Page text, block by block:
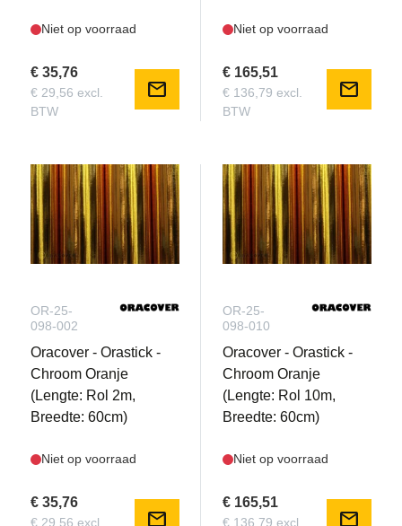
Niet op voorraad
€ 35,76
€ 29,56 excl.
BTW
mail
Niet op voorraad
€ 165,51
€ 136,79 excl.
BTW
mail
OR-25-
098-002
Oracover - Orastick -
Chroom Oranje
(Lengte: Rol 2m,
Breedte: 60cm)
Niet op voorraad
€ 35,76
€ 29,56 excl.
mail
OR-25-
098-010
Oracover - Orastick -
Chroom Oranje
(Lengte: Rol 10m,
Breedte: 60cm)
Niet op voorraad
€ 165,51
€ 136,79 excl.
mail